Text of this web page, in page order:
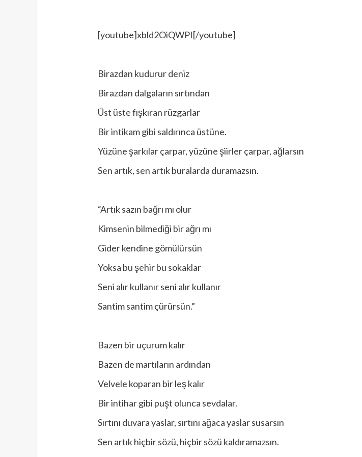
[youtube]xbld2OiQWPI[/youtube]
Birazdan kudurur deniz
Birazdan dalgaların sırtından
Üst üste fışkıran rüzgarlar
Bir intikam gibi saldırınca üstüne.
Yüzüne şarkılar çarpar, yüzüne şiirler çarpar, ağlarsın
Sen artık, sen artık buralarda duramazsın.
“Artık sazın bağrı mı olur
Kimsenin bilmediği bir ağrı mı
Gider kendine gömülürsün
Yoksa bu şehir bu sokaklar
Seni alır kullanır seni alır kullanır
Santim santim çürürsün.”
Bazen bir uçurum kalır
Bazen de martıların ardından
Velvele koparan bir leş kalır
Bir intihar gibi puşt olunca sevdalar.
Sırtını duvara yaslar, sırtını ağaca yaslar susarsın
Sen artık hiçbir sözü, hiçbir sözü kaldıramazsın.